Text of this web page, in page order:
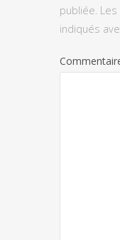
publiée.
indiqués